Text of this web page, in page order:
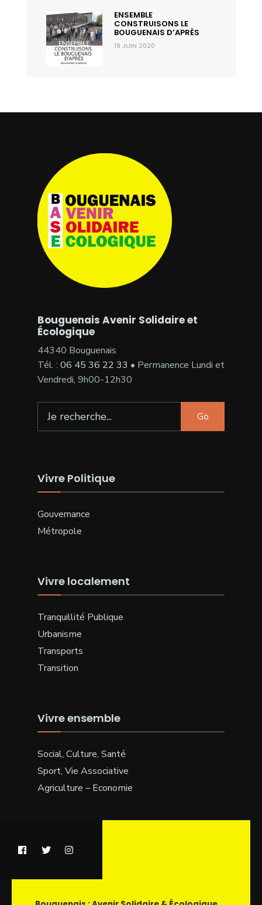
ENSEMBLE
CONSTRUISONS LE
BOUGUENAIS D’APRÈS
19 JUIN 2020
Bouguenais Avenir Solidaire et
Écologique
44340 Bouguenais
Tél. : 06 45 36 22 33 • Permanence Lundi et
Vendredi, 9h00-12h30
for:
Go
Vivre Politique
Gouvernance
Métropole
Vivre localement
Tranquillité Publique
Urbanisme
Transports
Transition
Vivre ensemble
Social, Culture, Santé
Sport, Vie Associative
Agriculture – Economie